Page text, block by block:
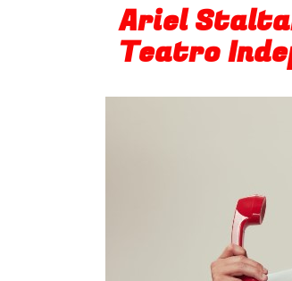
Ariel
Teatro